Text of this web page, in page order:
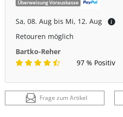
Überweisung Vorauskasse
Sa, 08. Aug bis Mi, 12. Aug
Retouren möglich
Bartko-Reher
97 % Positiv
Frage zum Artikel